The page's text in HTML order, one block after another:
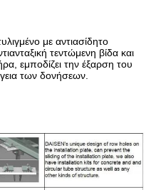
με αντιασίδητο
τεντώμενη βίδα και
εμποδίζει την έξαρση του
των δονήσεων.